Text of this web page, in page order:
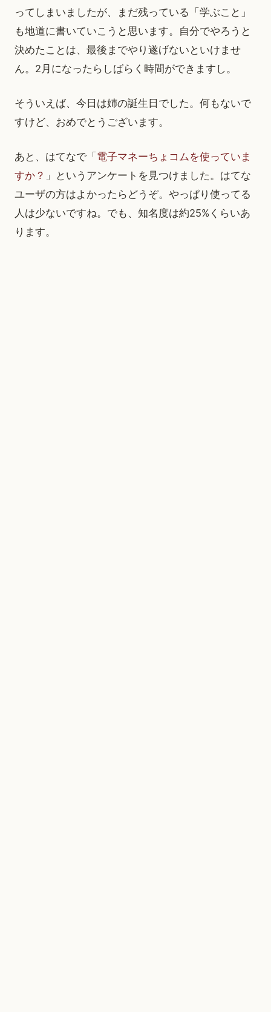
ってしまいましたが、まだ残っている「学ぶこと」
も地道に書いていこうと思います。自分でやろうと
決めたことは、最後までやり遂げないといけませ
ん。2月になったらしばらく時間ができますし。
そういえば、今日は姉の誕生日でした。何もないで
すけど、おめでとうございます。
あと、はてなで「 電子マネーちょコムを使っていま
すか？ 」というアンケートを見つけました。はてな
ユーザの方はよかったらどうぞ。やっぱり使ってる
人は少ないですね。でも、知名度は約25%くらいあ
ります。